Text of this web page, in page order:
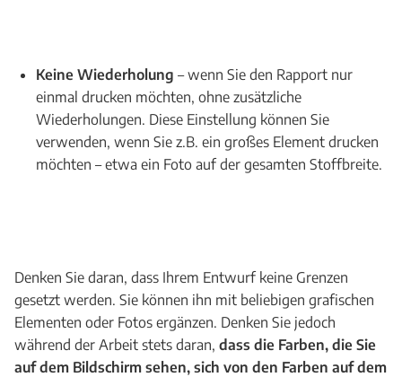
Keine Wiederholung – wenn Sie den Rapport nur
einmal drucken möchten, ohne zusätzliche
Wiederholungen. Diese Einstellung können Sie
verwenden, wenn Sie z.B. ein großes Element drucken
möchten – etwa ein Foto auf der gesamten Stoffbreite.
Denken Sie daran, dass Ihrem Entwurf keine Grenzen
gesetzt werden. Sie können ihn mit beliebigen grafischen
Elementen oder Fotos ergänzen. Denken Sie jedoch
während der Arbeit stets daran, dass die Farben, die Sie
auf dem Bildschirm sehen, sich von den Farben auf dem